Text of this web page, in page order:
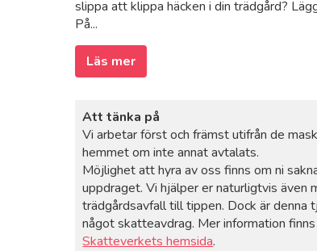
slippa att klippa häcken i din trädgård?
På...
Läs mer
Att tänka på
Vi arbetar först och främst utifrån de
hemmet om inte annat avtalats.
Möjlighet att hyra av oss finns om ni
uppdraget. Vi hjälper er naturligtvis även
trädgårdsavfall till tippen. Dock är
något skatteavdrag. Mer information
Skatteverkets hemsida.